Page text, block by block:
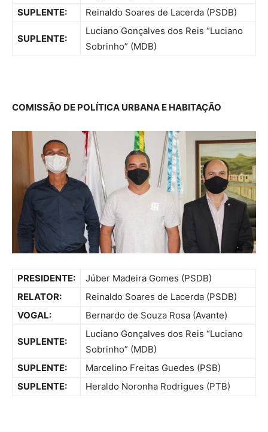
SUPLENTE:
Reinaldo Soares de Lacerda (PSDB)
SUPLENTE:
Luciano Gonçalves dos Reis “Luciano
Sobrinho” (MDB)
COMISSÃO DE POLÍTICA URBANA E HABITAÇÃO
PRESIDENTE:
Júber Madeira Gomes (PSDB)
RELATOR:
Reinaldo Soares de Lacerda (PSDB)
VOGAL:
Bernardo de Souza Rosa (Avante)
SUPLENTE:
Luciano Gonçalves dos Reis “Luciano
Sobrinho” (MDB)
SUPLENTE:
Marcelino Freitas Guedes (PSB)
SUPLENTE:
Heraldo Noronha Rodrigues (PTB)